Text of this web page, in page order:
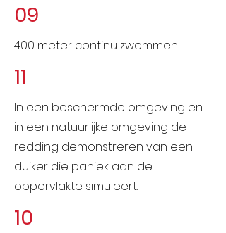
09
400 meter continu zwemmen.
11
In een beschermde omgeving en
in een natuurlijke omgeving de
redding demonstreren van een
duiker die paniek aan de
oppervlakte simuleert.
10